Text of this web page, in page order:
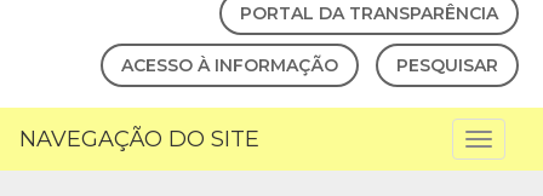
PORTAL DA TRANSPARÊNCIA
ACESSO À INFORMAÇÃO PESQUISAR
NAVEGAÇÃO DO SITE